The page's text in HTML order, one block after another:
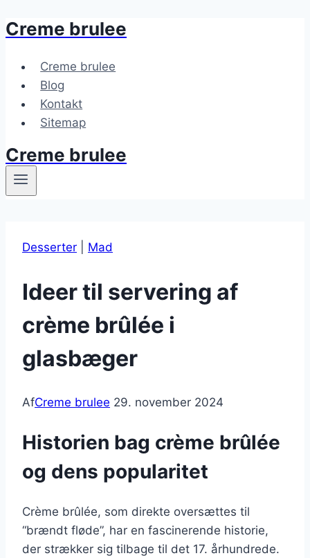
Fortsæt
indhold
Creme brulee
Creme brulee
Blog
Kontakt
Sitemap
Creme brulee
Desserter Mad
Ideer til servering af
crème brûlée i
glasbæger
AfCreme brulee 29. november 2024
Historien bag crème brûlée
og dens popularitet
Crème brûlée, som direkte oversættes til
“brændt fløde”, har en fascinerende historie,
der strækker sig tilbage til det 17. århundrede.